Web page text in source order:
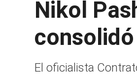
Nikol
El oficialista